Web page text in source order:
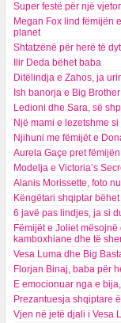
Super festë për një
Megan Fox lind fëmijën
planet
Shtatzënë për herë të
Ilir Deda bëhet baba
Ditëlindja e Zahos, ja
Ish banorja e Big
Ledioni dhe Sara, së
Një mami e lezetshme
Njihuni me fëmijët e
Aurela Gaçe pret
Modelja e Victoria’s
Alanis Morissette, foto
Këngëtari shqiptar
6 javë pas lindjes, ja si
Fëmijët e Joliet
kamboxhiane dhe të
Vesa Luma dhe Big
Florjan Binaj, baba për
E emocionuar nga e
Prezantuesja shqiptare
Vjen në jetë djali i Vesa